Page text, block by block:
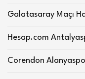
Galatasaray Maçı
Hesap.com
Corendon